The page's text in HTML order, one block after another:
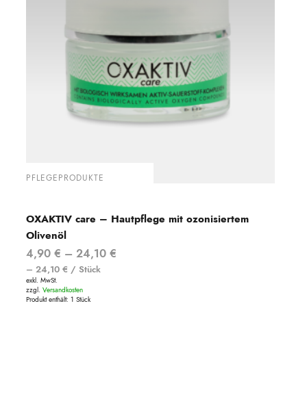
PFLEGEPRODUKTE
OXAKTIV care – Hautpflege mit ozonisiertem
Olivenöl
4,90 € – 24,10 €
– 24,10 € / Stück
exkl. MwSt.
zzgl. Versandkosten
Produkt enthält: 1 Stück